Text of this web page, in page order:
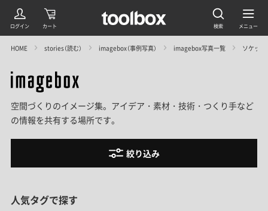
HOME stories（読む） imagebox（事例写真） imagebox写真一覧 ソケット
空間づくりのイメージ集。アイデア・素材・技術・つくり手など
の情報を共有する場所です。
絞り込み
人気タグで探す